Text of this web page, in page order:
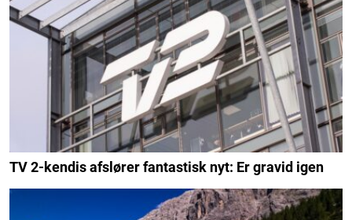
TV 2-kendis afslører fantastisk nyt: Er gravid igen